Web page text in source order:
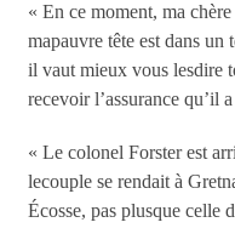
« En ce moment, ma
mapauvre tête est dans un
il vaut mieux vous lesdire
recevoir l’assurance qu’il
« Le colonel Forster est
lecouple se rendait à
Écosse, pas plusque celle